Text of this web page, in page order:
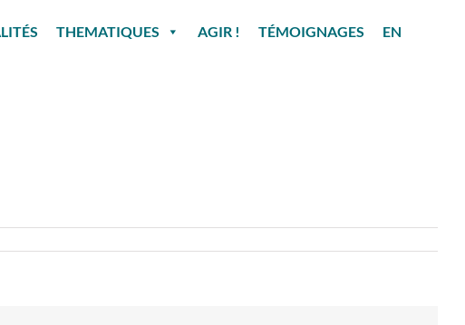
THEMATIQUES AGIR ! TÉMOIGNAGES EN